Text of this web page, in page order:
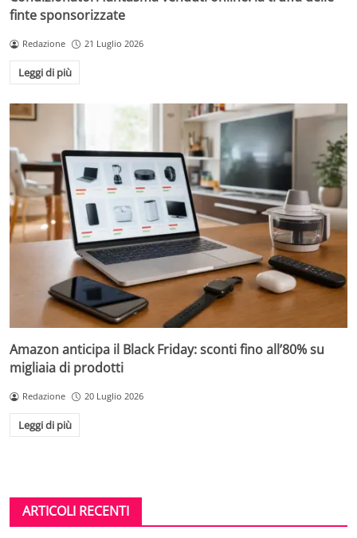
finte sponsorizzate
Redazione 21 Luglio 2026
Leggi di più
Amazon anticipa il Black Friday: sconti fino all’80% su
migliaia di prodotti
Redazione 20 Luglio 2026
Leggi di più
ARTICOLI RECENTI